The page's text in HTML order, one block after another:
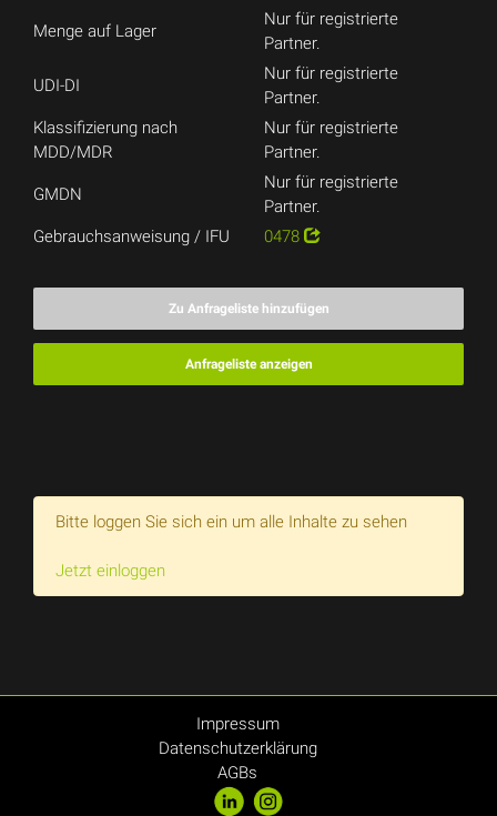
Menge auf Lager
Nur für registrierte
Partner.
UDI-DI
Nur für registrierte
Partner.
Klassifizierung nach
MDD/MDR
Nur für registrierte
Partner.
GMDN
Nur für registrierte
Partner.
Gebrauchsanweisung / IFU
0478
Zu Anfrageliste hinzufügen
Anfrageliste anzeigen
Bitte loggen Sie sich ein um alle Inhalte zu sehen
Jetzt einloggen
Impressum
Datenschutzerklärung
AGBs